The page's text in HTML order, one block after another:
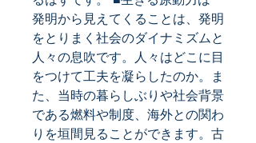
発明から見えてくることは、発明
をとりまく社会のダイナミズムと
人々の息吹です。人々はどこに目
をつけて工夫を凝らしたのか。ま
た、当時の暮らしぶりや社会背景
である燃料や制度、海外との関わ
りを垣間見ることができます。古